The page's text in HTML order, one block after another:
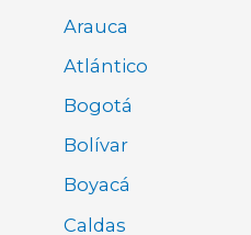
Arauca
Atlántico
Bogotá
Bolívar
Boyacá
Caldas